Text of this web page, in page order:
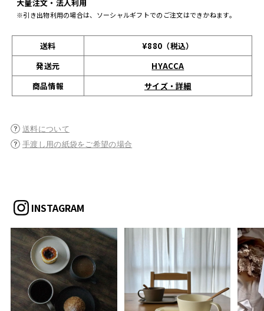
大量注文・法人利用
※引き出物利用の場合は、ソーシャルギフトでのご注文はできかねます。
送料
¥880（税込）
発送元
HYACCA
商品情報
サイズ・詳細
送料について
手渡し用の紙袋をご希望の場合
INSTAGRAM